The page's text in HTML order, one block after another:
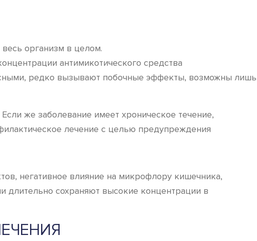
организм в целом.
антимикотического средства
редко вызывают побочные эффекты, возможны лишь
же заболевание имеет хроническое течение,
лечение с целью предупреждения
негативное влияние на микрофлору кишечника,
сохраняют высокие концентрации в